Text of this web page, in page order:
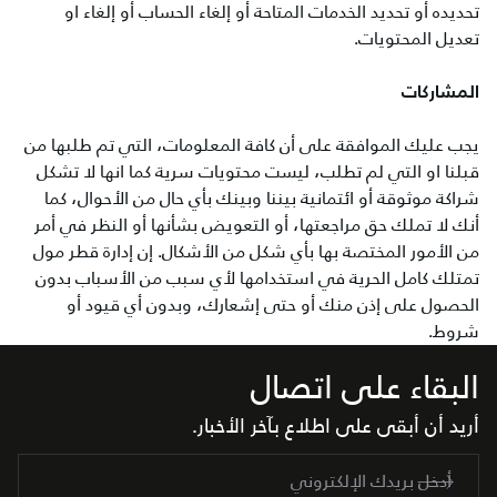
تحديده أو تحديد الخدمات المتاحة أو إلغاء الحساب أو إلغاء او
تعديل المحتويات.
المشاركات
‎يجب عليك الموافقة على أن كافة المعلومات، التي تم طلبها من
قبلنا او التي لم تطلب، ليست محتويات سرية كما انها لا تشكل
شراكة موثوقة أو ائتمانية بيننا وبينك بأي حال من الأحوال، كما
أنك لا تملك حق مراجعتها، أو التعويض بشأنها أو النظر في أمر
من الأمور المختصة بها بأي شكل من الأشكال. إن إدارة قطر مول
تمتلك كامل الحرية في استخدامها لأي سبب من الأسباب بدون
الحصول على إذن منك أو حتى إشعارك، وبدون أي قيود أو
شروط.
البقاء على اتصال
أريد أن أبقى على اطلاع بآخر الأخبار.